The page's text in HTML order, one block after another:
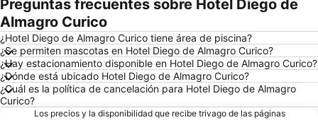
Preguntas frecuentes sobre Hotel Diego de
Almagro Curico
¿Hotel Diego de Almagro Curico tiene área de piscina?
¿Se permiten mascotas en Hotel Diego de Almagro Curico?
¿Hay estacionamiento disponible en Hotel Diego de Almagro Curico?
¿Dónde está ubicado Hotel Diego de Almagro Curico?
¿Cuál es la política de cancelación para Hotel Diego de Almagro
Curico?
Los precios y la disponibilidad que recibe trivago de las páginas